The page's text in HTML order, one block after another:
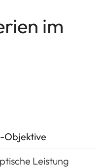
im
Objektive
Leistung